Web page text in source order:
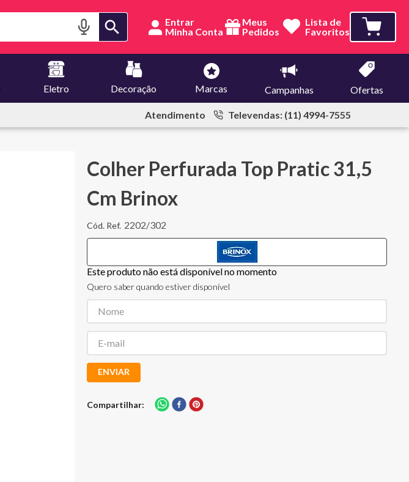
Entrar
Meus
Pedidos
Lista de
Favoritos
Eletro Decoração Marcas Campanhas Ofertas
Atendimento Televendas: (11) 4994-7555
Colher Perfurada Top Pratic 31,5
Cm Brinox
2202/302
Este produto não está disponível no momento
Quero saber quando estiver disponível
ENVIAR
Compartilhar